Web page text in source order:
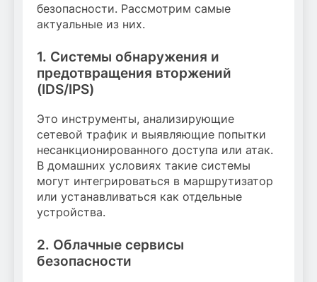
безопасности. Рассмотрим самые
актуальные из них.
1. Системы обнаружения и
предотвращения вторжений
(IDS/IPS)
Это инструменты, анализирующие
сетевой трафик и выявляющие попытки
несанкционированного доступа или атак.
В домашних условиях такие системы
могут интегрироваться в маршрутизатор
или устанавливаться как отдельные
устройства.
2. Облачные сервисы
безопасности